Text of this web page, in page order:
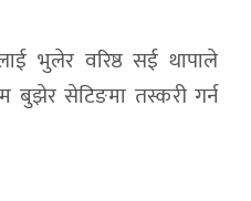
भुलेर वरिष्ठ सई थापाले
बुझेर सेटिङमा तस्करी गर्न